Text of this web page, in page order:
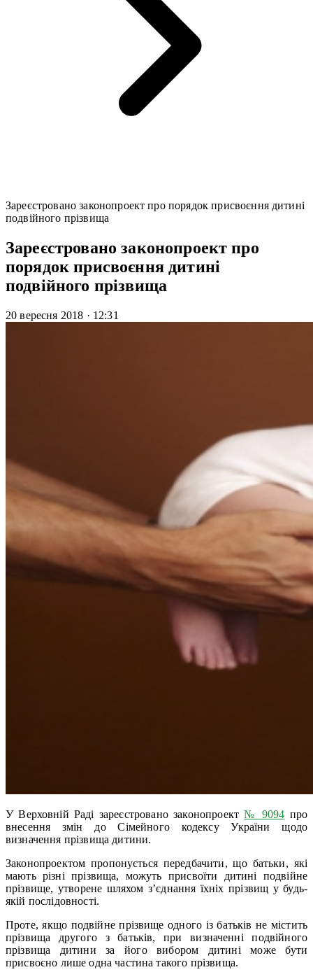
Зареєстровано законопроект про порядок присвоєння дитині
подвійного прізвища
Зареєстровано законопроект про
порядок присвоєння дитині
подвійного прізвища
20 вересня 2018 · 12:31
У Верховній Раді зареєстровано законопроект№ 9094 про
внесення змін до Сімейного кодексу України щодо
визначення прізвища дитини.
Законопроектом пропонується передбачити, що батьки, які
мають різні прізвища, можуть присвоїти дитині подвійне
прізвище, утворене шляхом з’єднання їхніх прізвищ у будь-
якій послідовності.
Проте, якщо подвійне прізвище одного із батьків не містить
прізвища другого з батьків, при визначенні подвійного
прізвища дитини за його вибором дитині може бути
присвоєно лише одна частина такого прізвища.